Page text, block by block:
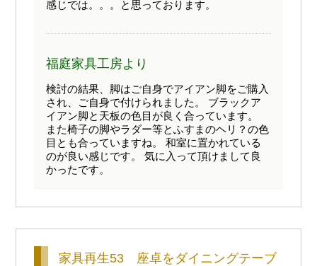
感じでは。。。と思っております。
福庭家具工房より
検討の結果、脚はご自身でアイアン脚をご購入
され、ご自身で付けられました。 ブラックア
イアン脚と天板の色目が良く合っています。
また椅子の脚やラダー等とふすまのヘリ？の色
目とも合っていますね。 和室に置かれている
のが良い感じです。 気に入って頂けまして良
かったです。
家具再生53 座卓をダイニングテーブ